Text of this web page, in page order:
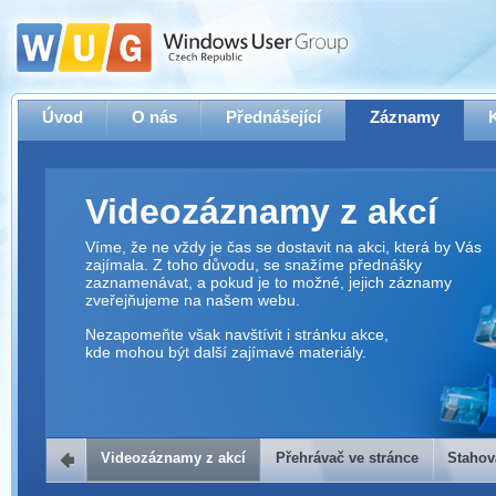
Úvod O nás Přednášející Záznamy
Videozáznamy z akcí
Víme, že ne vždy je čas se dostavit na akci, která by Vás
zajímala. Z toho důvodu, se snažíme přednášky
zaznamenávat, a pokud je to možné, jejich záznamy
zveřejňujeme na našem webu.
Nezapomeňte však navštívit i stránku akce,
kde mohou být další zajímavé materiály.
Přehrávač ve stránce
Videozáznamy z akcí Přehrávač ve stránce